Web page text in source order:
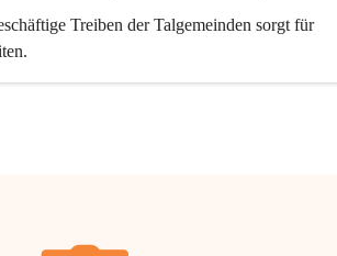
Treiben der Talgemeinden sorgt für